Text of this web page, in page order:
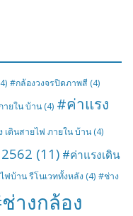
#กล้องวงจรปิดภาพสี (4)
ายใน บ้าน (4) #ค่าแรง
เดินสายไฟ ภายใน บ้าน (4)
(11) #ค่าแรงเดิน
ฟบ้าน รีโนเวททั้งหลัง (4) #ช่าง
างกล้อง